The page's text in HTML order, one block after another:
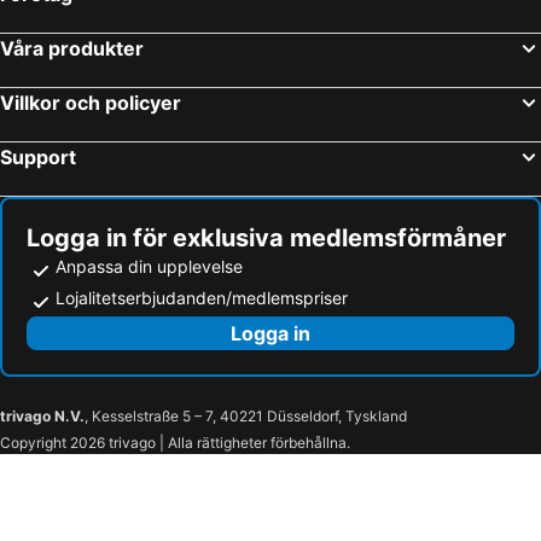
Agali, beach hotels
Emborio, beach hotels
Våra produkter
Villkor och policyer
Support
Logga in för exklusiva medlemsförmåner
Anpassa din upplevelse
Lojalitetserbjudanden/medlemspriser
Logga in
trivago N.V., Kesselstraße 5 – 7, 40221 Düsseldorf, Tyskland
Copyright 2026 trivago | Alla rättigheter förbehållna.